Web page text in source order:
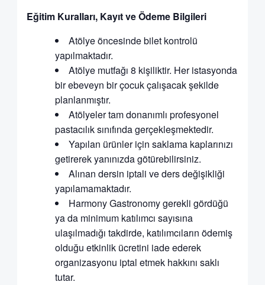
Eğitim Kuralları, Kayıt ve Ödeme Bilgileri
Atölye öncesinde bilet kontrolü
yapılmaktadır.
Atölye mutfağı 8 kişiliktir. Her istasyonda
bir ebeveyn bir çocuk çalışacak şekilde
planlanmıştır.
Atölyeler tam donanımlı profesyonel
pastacılık sınıfında gerçekleşmektedir.
Yapılan ürünler için saklama kaplarınızı
getirerek yanınızda götürebilirsiniz.
Alınan dersin iptali ve ders değişikliği
yapılamamaktadır.
Harmony Gastronomy gerekli gördüğü
ya da minimum katılımcı sayısına
ulaşılmadığı takdirde, katılımcıların ödemiş
olduğu etkinlik ücretini iade ederek
organizasyonu iptal etmek hakkını saklı
tutar.